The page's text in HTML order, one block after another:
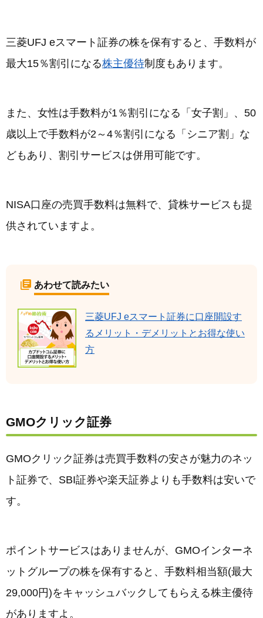
三菱UFJ eスマート証券の株を保有すると、手数料が
最大15％割引になる株主優待制度もあります。
また、女性は手数料が1％割引になる「女子割」、50
歳以上で手数料が2～4％割引になる「シニア割」な
どもあり、割引サービスは併用可能です。
NISA口座の売買手数料は無料で、貸株サービスも提
供されていますよ。
あわせて読みたい
三菱UFJ eスマート証券に口座開設す
るメリット・デメリットとお得な使い
方
GMOクリック証券
GMOクリック証券は売買手数料の安さが魅力のネッ
ト証券で、SBI証券や楽天証券よりも手数料は安いで
す。
ポイントサービスはありませんが、GMOインターネ
ットグループの株を保有すると、手数料相当額(最大
29,000円)をキャッシュバックしてもらえる株主優待
がありますよ。